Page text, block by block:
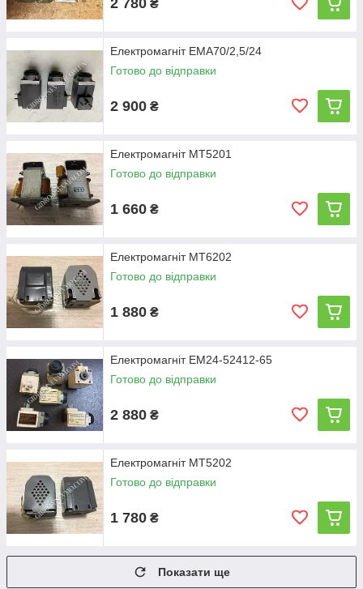
₴
Електромагніт ЕМА70/2,5/24
Готово до відправки
2 900 ₴
Електромагніт МТ5201
Готово до відправки
1 660 ₴
Електромагніт МТ6202
Готово до відправки
1 880 ₴
Електромагніт ЕМ24-52412-65
Готово до відправки
2 880 ₴
Електромагніт МТ5202
Готово до відправки
1 780 ₴
Показати ще